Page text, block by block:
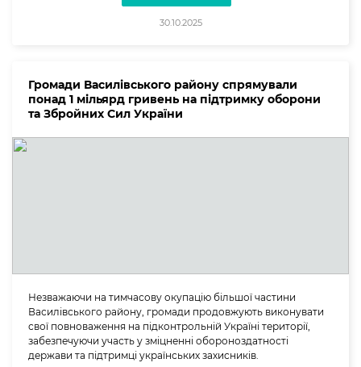
30.10.2025
Громади Василівського району спрямували
понад 1 мільярд гривень на підтримку оборони
та Збройних Сил України
Незважаючи на тимчасову окупацію більшої частини
Василівського району, громади продовжують виконувати
свої повноваження на підконтрольній Україні території,
забезпечуючи участь у зміцненні обороноздатності
держави та підтримці українських захисників.